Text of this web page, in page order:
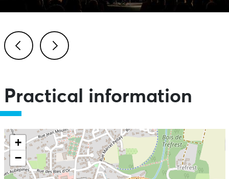
Practical information
+
−